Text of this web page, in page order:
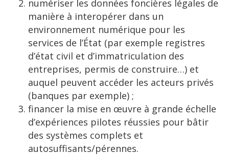
numériser les données foncières légales de
manière à interopérer dans un
environnement numérique pour les
services de l’État (par exemple registres
d’état civil et d’immatriculation des
entreprises, permis de construire…) et
auquel peuvent accéder les acteurs privés
(banques par exemple) ;
financer la mise en œuvre à grande échelle
d’expériences pilotes réussies pour bâtir
des systèmes complets et
autosuffisants/pérennes.